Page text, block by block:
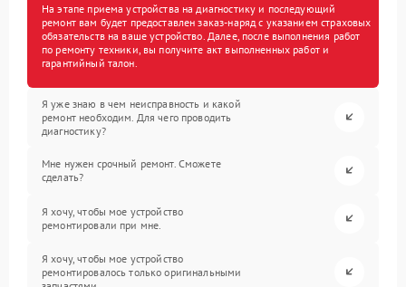
На этапе приема устройства на диагностику и последующий
ремонт вам будет предоставлен заказ-наряд с указанием страховых
обязательств на ваше устройство. Далее, после выполнения работ
по ремонту техники, вы получите акт выполненных работ и
гарантийный талон.
Я уже знаю в чем неисправность и какой
ремонт необходим. Для чего проводить
диагностику?
Мне нужен срочный ремонт. Сможете
сделать?
Я хочу, чтобы мое устройство
ремонтировали при мне.
Я хочу, чтобы мое устройство
ремонтировалось только оригинальными